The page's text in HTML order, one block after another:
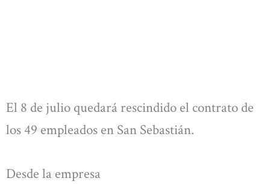
El 8 de julio quedará rescindido el contrato de
los 49 empleados en San Sebastián.
Desde la empresa